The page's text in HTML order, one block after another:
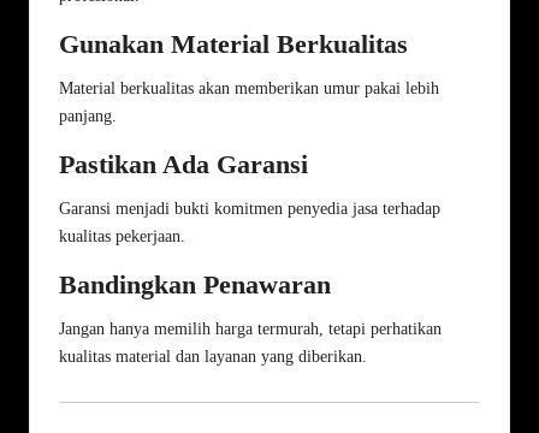
Gunakan Material Berkualitas
Material berkualitas akan memberikan umur pakai lebih
panjang.
Pastikan Ada Garansi
Garansi menjadi bukti komitmen penyedia jasa terhadap
kualitas pekerjaan.
Bandingkan Penawaran
Jangan hanya memilih harga termurah, tetapi perhatikan
kualitas material dan layanan yang diberikan.